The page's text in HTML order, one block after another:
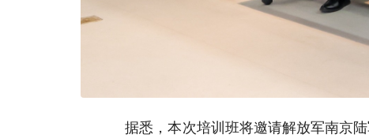
据悉，本次培训班将邀请解放军南京陆军